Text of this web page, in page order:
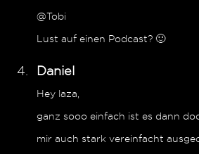
@Tobi
Lust auf einen Podcast? 🙂
Daniel
Hey laza,
ganz sooo einfach ist es dann
mir auch stark vereinfacht